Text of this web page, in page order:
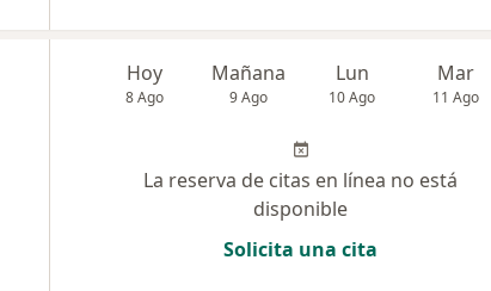
Hoy
8 Ago
Mañana
9 Ago
Lun
10 Ago
Mar
11 Ago
La reserva de citas en línea no está
disponible
Solicita una cita